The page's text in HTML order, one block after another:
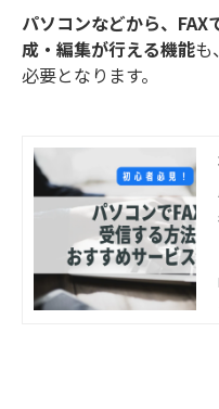
パソコンなどから、
成・編集が行える機能も
必要となります。